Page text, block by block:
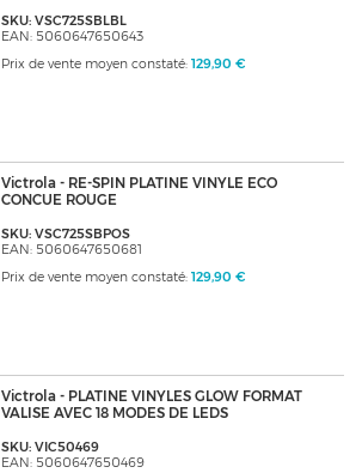
SKU: VSC725SBLBL
EAN: 5060647650643
Prix de vente moyen constaté: 129,90 €
Victrola - RE-SPIN PLATINE VINYLE ECO
CONCUE ROUGE
SKU: VSC725SBPOS
EAN: 5060647650681
Prix de vente moyen constaté: 129,90 €
Victrola - PLATINE VINYLES GLOW FORMAT
VALISE AVEC 18 MODES DE LEDS
SKU: VIC50469
EAN: 5060647650469